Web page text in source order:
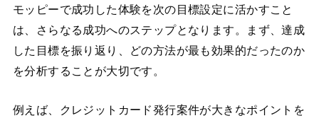
モッピーで成功した体験を次の目標設定に活かすこと
は、さらなる成功へのステップとなります。まず、達成
した目標を振り返り、どの方法が最も効果的だったのか
を分析することが大切です。
例えば、クレジットカード発行案件が大きなポイントを